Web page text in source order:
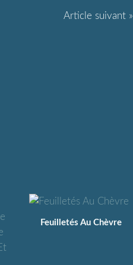
Article suivant »
Feuilletés Au Chèvre